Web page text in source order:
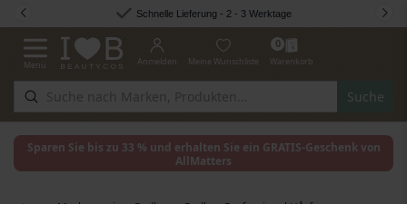
Zum Inhalt springen Schnelle Lieferung - 2 - 3 Werktage
Navigation umschalten
Menü
Suche
Anmelden Meine Wunschliste
0
Warenkorb
Sparen Sie bis zu 33 % und erhalten Sie ein GRATIS-Geschenk von
AllMatters